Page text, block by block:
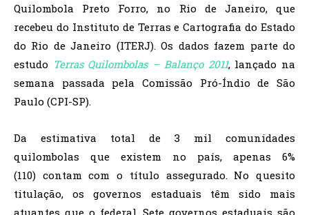
Quilombola Preto Forro, no Rio de Janeiro, que
recebeu do Instituto de Terras e Cartografia do Estado
do Rio de Janeiro (ITERJ). Os dados fazem parte do
estudo Terras Quilombolas – Balanço 2011, lançado na
semana passada pela Comissão Pró-Índio de São
Paulo (CPI-SP).
Da estimativa total de 3 mil comunidades
quilombolas que existem no país, apenas 6%
(110) contam com o título assegurado. No quesito
titulação, os governos estaduais têm sido mais
atuantes que o federal. Sete governos estaduais são